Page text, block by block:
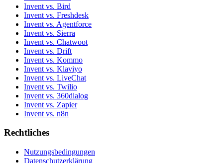
Invent vs. Bird
Invent vs. Freshdesk
Invent vs. Agentforce
Invent vs. Sierra
Invent vs. Chatwoot
Invent vs. Drift
Invent vs. Kommo
Invent vs. Klaviyo
Invent vs. LiveChat
Invent vs. Twilio
Invent vs. 360dialog
Invent vs. Zapier
Invent vs. n8n
Rechtliches
Nutzungsbedingungen
Datenschutzerklärung